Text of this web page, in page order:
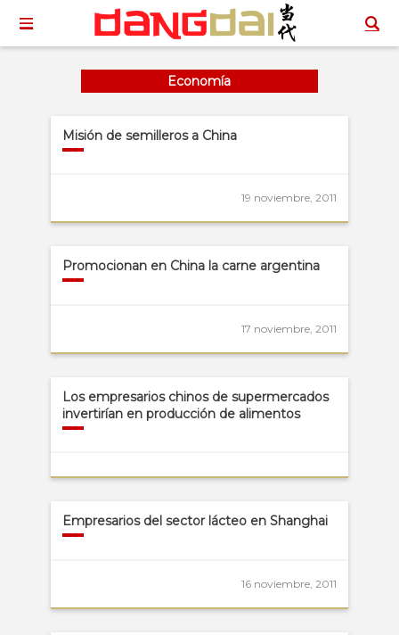
Economía
Misión de semilleros a China
19 noviembre, 2011
Promocionan en China la carne argentina
17 noviembre, 2011
Los empresarios chinos de supermercados
invertirían en producción de alimentos
Empresarios del sector lácteo en Shanghai
16 noviembre, 2011